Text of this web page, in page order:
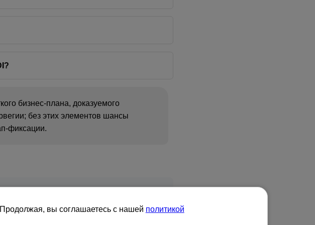
бизнес‑плана, доказуемого
без этих элементов шансы
альтернативы.
вы соглашаетесь с нашей политикой